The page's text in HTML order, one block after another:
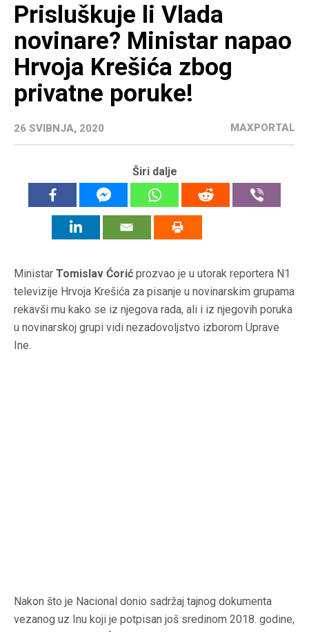
Prisluškuje li Vlada
novinare? Ministar napao
Hrvoja Krešića zbog
privatne poruke!
26 SVIBNJA, 2020 MAXPORTAL
Širi dalje
Ministar Tomislav Ćorić prozvao je u utorak reportera N1
televizije Hrvoja Krešića za pisanje u novinarskim grupama
rekavši mu kako se iz njegova rada, ali i iz njegovih poruka
u novinarskoj grupi vidi nezadovoljstvo izborom Uprave
Ine.
Nakon što je Nacional donio sadržaj tajnog dokumenta
vezanog uz Inu koji je potpisan još sredinom 2018. godine,